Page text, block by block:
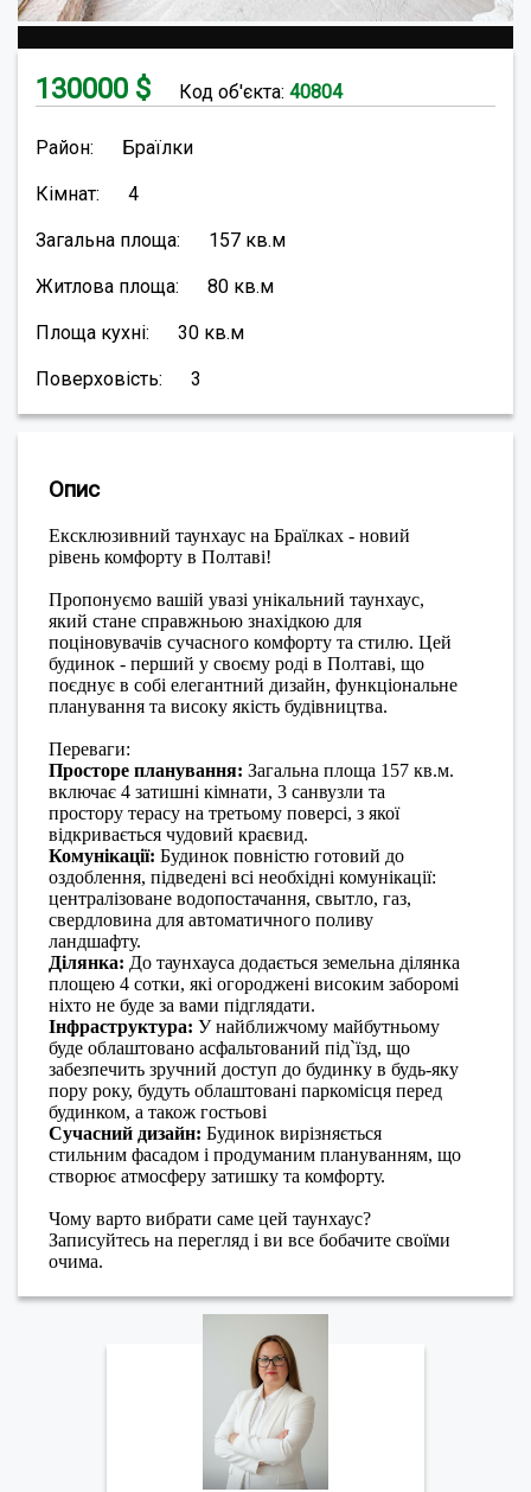
130000 $ Код об'єкта: 40804
Район: Браїлки
Кімнат: 4
Загальна площа: 157 кв.м
Житлова площа: 80 кв.м
Площа кухні: 30 кв.м
Поверховість: 3
Опис
Ексклюзивний таунхаус на Браїлках - новий
рівень комфорту в Полтаві!
Пропонуємо вашій увазі унікальний таунхаус,
який стане справжньою знахідкою для
поціновувачів сучасного комфорту та стилю. Цей
будинок - перший у своєму роді в Полтаві, що
поєднує в собі елегантний дизайн, функціональне
планування та високу якість будівництва.
Переваги:
Просторе планування: Загальна площа 157 кв.м.
включає 4 затишні кімнати, 3 санвузли та
простору терасу на третьому поверсі, з якої
відкривається чудовий краєвид.
Комунікації: Будинок повністю готовий до
оздоблення, підведені всі необхідні комунікації:
централізоване водопостачання, свытло, газ,
свердловина для автоматичного поливу
ландшафту.
Ділянка: До таунхауса додається земельна ділянка
площею 4 сотки, які огороджені високим заборомі
ніхто не буде за вами підглядати.
Інфраструктура: У найближчому майбутньому
буде облаштовано асфальтований під`їзд, що
забезпечить зручний доступ до будинку в будь-яку
пору року, будуть облаштовані паркомісця перед
будинком, а також гостьові
Сучасний дизайн: Будинок вирізняється
стильним фасадом і продуманим плануванням, що
створює атмосферу затишку та комфорту.
Чому варто вибрати саме цей таунхаус?
Записуйтесь на перегляд і ви все бобачите своїми
очима.